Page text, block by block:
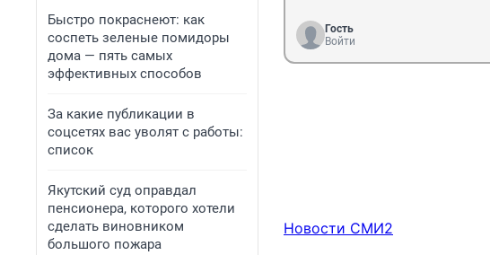
Быстро покраснеют: как
соспеть зеленые помидоры
дома — пять самых
эффективных способов
За какие публикации в
соцсетях вас уволят с работы:
список
Якутский суд оправдал
пенсионера, которого хотели
сделать виновником
большого пожара
Гость
Войти
Новости СМИ2